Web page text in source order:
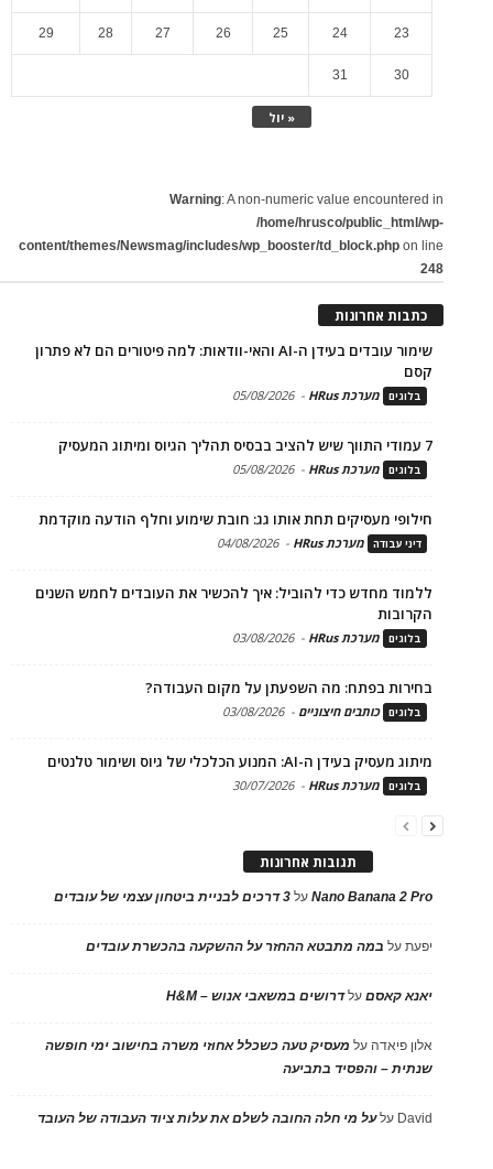
« יול
23
24
25
26
27
28
29
30
31
Warning: A non-numeric value encountered in
/home/hrusco/public_html/wp-
content/themes/Newsmag/includes/wp_booster/td_block.php on line
248
כתבות אחרונות
שימור עובדים בעידן ה-AI והאי-וודאות: למה פיטורים הם לא פתרון
קסם
בלוגים מערכת HRus -
05/08/2026
7 עמודי התווך שיש להציב בבסיס תהליך הגיוס ומיתוג המעסיק
בלוגים מערכת HRus -
05/08/2026
חילופי מעסיקים תחת אותו גג: חובת שימוע וחלף הודעה מוקדמת
דיני עבודה מערכת HRus -
04/08/2026
ללמוד מחדש כדי להוביל: איך להכשיר את העובדים לחמש השנים
הקרובות
בלוגים מערכת HRus -
03/08/2026
בחירות בפתח: מה השפעתן על מקום העבודה?
בלוגים כותבים חיצוניים -
03/08/2026
מיתוג מעסיק בעידן ה-AI: המנוע הכלכלי של גיוס ושימור טלנטים
בלוגים מערכת HRus -
30/07/2026
תגובות אחרונות
Nano Banana 2 Proעל 3 דרכים לבניית ביטחון עצמי של עובדים
יפעתעל במה מתבטא ההחזר על ההשקעה בהכשרת עובדים
יאנא קאסםעלדרושים במשאבי אנוש – H&M
אלון פיאדה על מעסיק טעה כשכלל אחוזי משרה בחישוב ימי חופשה
שנתית – והפסיד בתביעה
David עלעל מי חלה החובה לשלם את עלות ציוד העבודה של העובד